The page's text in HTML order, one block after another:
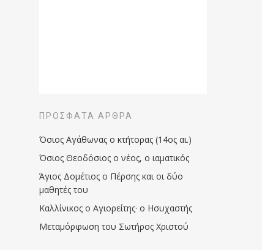
ΠΡΌΣΦΑΤΑ ΆΡΘΡΑ
Όσιος Αγάθωνας ο κτήτορας (14ος αι.)
Όσιος Θεοδόσιος ο νέος, ο ιαματικός
Άγιος Δομέτιος ο Πέρσης και οι δύο
μαθητές του
Καλλίνικος ο Αγιορείτης · ο Ησυχαστής
Μεταμόρφωση του Σωτήρος Χριστού